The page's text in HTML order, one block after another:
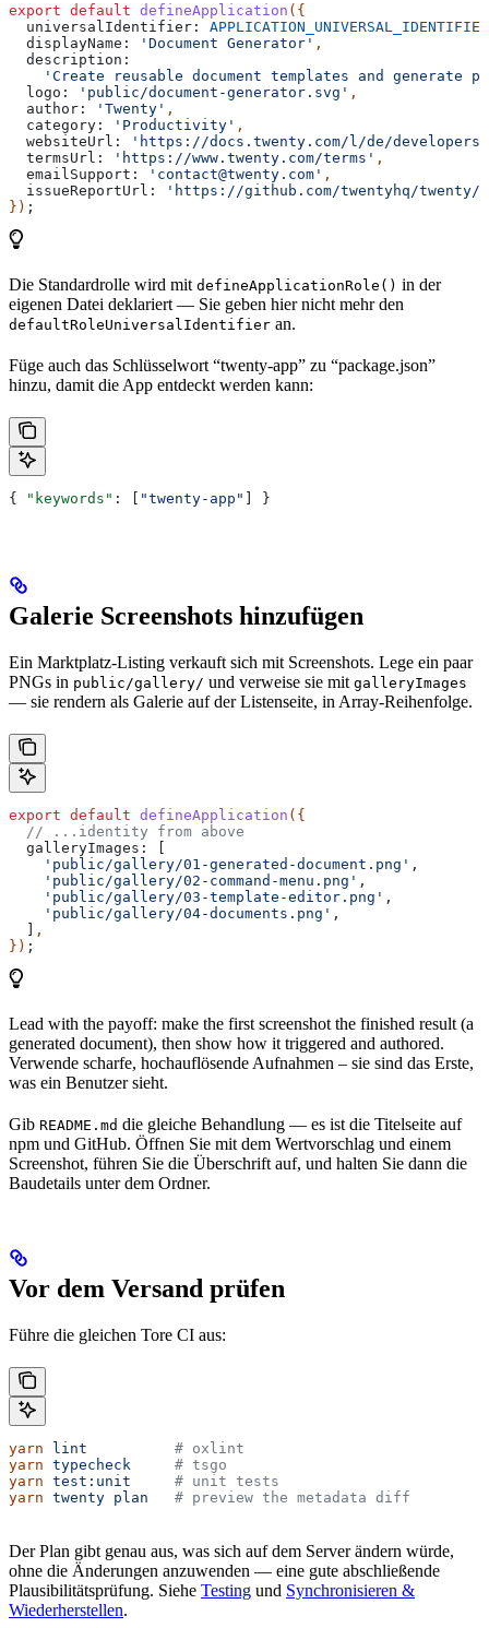
export default defineApplication ({
  universalIdentifier:
APPLICATION_UNIVERSAL_IDENTIFIER
  displayName:
'Document Generator' ,
  description:
'Create reusable document templates and generate
  logo:
'public/document-generator.svg' ,
  author:
'Twenty' ,
  category:
'Productivity' ,
  websiteUrl:
'https://docs.twenty.com/l/de/developers/
  termsUrl:
'https://www.twenty.com/terms' ,
  emailSupport:
'contact@twenty.com' ,
  issueReportUrl:
'https://github.com/twentyhq/twenty/
}) ;
Die Standardrolle wird mit defineApplicationRole() in der
eigenen Datei deklariert — Sie geben hier nicht mehr den
defaultRoleUniversalIdentifier an.
Füge auch das Schlüsselwort “twenty-app” zu “package.json”
hinzu, damit die App entdeckt werden kann:
{ "keywords" : [ "twenty-app" ] }
Galerie Screenshots hinzufügen
Ein Marktplatz-Listing verkauft sich mit Screenshots. Lege ein paar
PNGs in public/gallery/ und verweise sie mit galleryImages
— sie rendern als Galerie auf der Listenseite, in Array-Reihenfolge.
export default defineApplication ({
  // ...identity from above
  galleryImages:
[
    'public/gallery/01-generated-document.png'
,
    'public/gallery/02-command-menu.png'
,
    'public/gallery/03-template-editor.png'
,
    'public/gallery/04-documents.png'
,
  ]
,
}) ;
Lead with the payoff: make the first screenshot the finished result (a
generated document), then show how it triggered and authored.
Verwende scharfe, hochauflösende Aufnahmen – sie sind das Erste,
was ein Benutzer sieht.
Gib README.md die gleiche Behandlung — es ist die Titelseite auf
npm und GitHub. Öffnen Sie mit dem Wertvorschlag und einem
Screenshot, führen Sie die Überschrift auf, und halten Sie dann die
Baudetails unter dem Ordner.
Vor dem Versand prüfen
Führe die gleichen Tore CI aus:
yarn lint
          # oxlint
yarn typecheck
     # tsgo
yarn test:unit
     # unit tests
yarn twenty plan
   # preview the metadata diff
Der Plan gibt genau aus, was sich auf dem Server ändern würde,
ohne die Änderungen anzuwenden — eine gute abschließende
Plausibilitätsprüfung. Siehe Testing und Synchronisieren &
Wiederherstellen.